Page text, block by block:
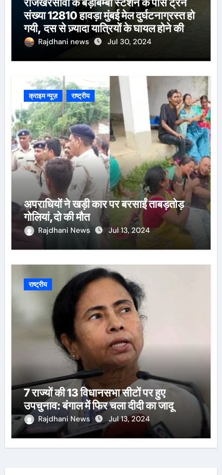
संख्या 12810 हावड़ा मुंबई मेल दुर्घटनाग्रस्त हो
गयी, दस से ज़्यादा यात्रियों के घायल होने की
खबर।सरायकेला के वरीय पदाधिकारी
Rajdhani news Jul 30, 2024
क्राइम न्यूज़ राष्ट्रीय
अपराधियों ने खड़ी कार पर बरसाईं ताबड़तोड़
गोलियां,दो की मौत
Rajdhani News Jul 13, 2024
राष्ट्रीय
7 राज्यों की 13 विधानसभा सीटों पर हुए
उपचुनाव: बंगाल में फिर चला दीदी का जादू
Rajdhani News Jul 13, 2024